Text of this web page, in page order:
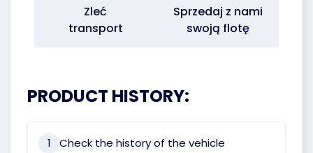
Zleć
transport
Sprzedaj z nami
swoją flotę
PRODUCT HISTORY:
1 Check the history of the vehicle